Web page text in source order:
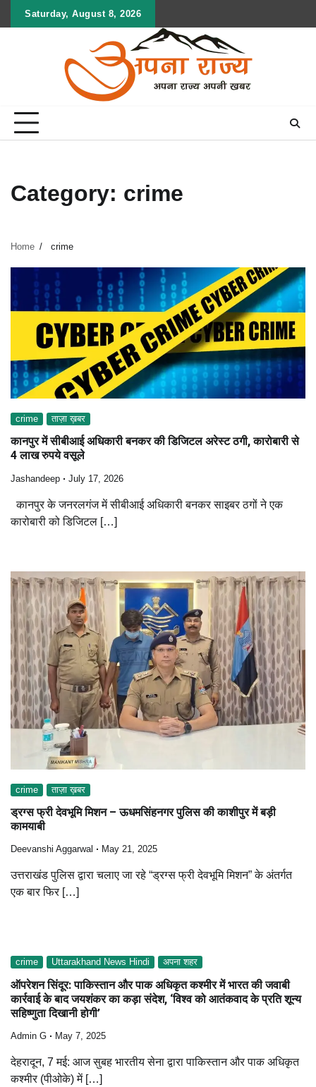
Saturday, August 8, 2026
Category: crime
Home crime
crime ताज़ा ख़बर
कानपुर में सीबीआई अधिकारी बनकर की डिजिटल अरेस्ट ठगी, कारोबारी से
4 लाख रुपये वसूले
Jashandeep July 17, 2026
कानपुर के जनरलगंज में सीबीआई अधिकारी बनकर साइबर ठगों ने एक
कारोबारी को डिजिटल […]
crime ताज़ा ख़बर
ड्रग्स फ्री देवभूमि मिशन – ऊधमसिंहनगर पुलिस की काशीपुर में बड़ी
कामयाबी
Deevanshi Aggarwal May 21, 2025
उत्तराखंड पुलिस द्वारा चलाए जा रहे “ड्रग्स फ्री देवभूमि मिशन” के अंतर्गत
एक बार फिर […]
crime Uttarakhand News Hindi अपना शहर
ऑपरेशन सिंदूर: पाकिस्तान और पाक अधिकृत कश्मीर में भारत की जवाबी
कार्रवाई के बाद जयशंकर का कड़ा संदेश, ‘विश्व को आतंकवाद के प्रति शून्य
सहिष्णुता दिखानी होगी’
Admin G May 7, 2025
देहरादून, 7 मई: आज सुबह भारतीय सेना द्वारा पाकिस्तान और पाक अधिकृत
कश्मीर (पीओके) में […]